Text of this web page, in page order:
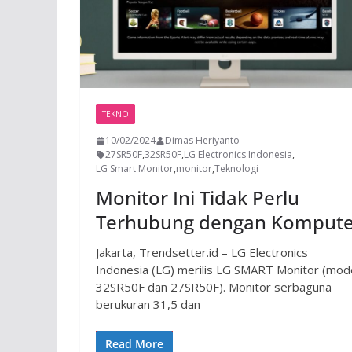
TEKNO
10/02/2024
Dimas Heriyanto
27SR50F,32SR50F,LG Electronics Indonesia,
LG Smart Monitor,monitor,Teknologi
Monitor Ini Tidak Perlu
Terhubung dengan
Jakarta, Trendsetter.id – LG Electronics
Indonesia (LG) merilis LG SMART Monitor
32SR50F dan 27SR50F). Monitor serbaguna
berukuran 31,5 dan
Read More